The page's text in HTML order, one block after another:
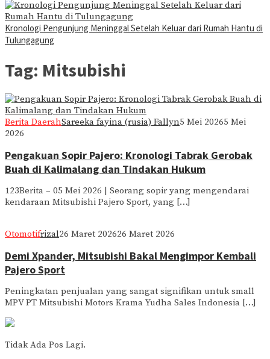
Kronologi Pengunjung Meninggal Setelah Keluar dari Rumah Hantu di
Tulungagung
Tag: Mitsubishi
Berita DaerahSareeka fayina (rusia) Fallyn5 Mei 20265 Mei
2026
Pengakuan Sopir Pajero: Kronologi Tabrak Gerobak
Buah di Kalimalang dan Tindakan Hukum
123Berita – 05 Mei 2026 | Seorang sopir yang mengendarai
kendaraan Mitsubishi Pajero Sport, yang […]
Otomotifrizal26 Maret 202626 Maret 2026
Demi Xpander, Mitsubishi Bakal Mengimpor Kembali
Pajero Sport
Peningkatan penjualan yang sangat signifikan untuk small
MPV PT Mitsubishi Motors Krama Yudha Sales Indonesia […]
Tidak Ada Pos Lagi.